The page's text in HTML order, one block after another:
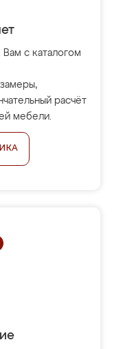
с каталогом
расчёт
мебели.